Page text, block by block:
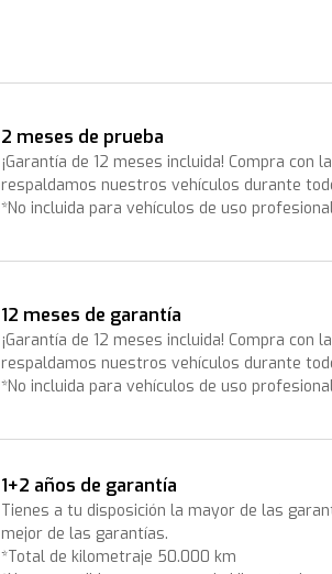
2 meses de prueba
¡Garantía de 12 meses incluida! Compra con
respaldamos nuestros vehículos durante
*No incluida para vehículos de uso
12 meses de garantía
¡Garantía de 12 meses incluida! Compra con
respaldamos nuestros vehículos durante
*No incluida para vehículos de uso
1+2 años de garantía
Tienes a tu disposición la mayor de las
mejor de las garantías.
*Total de kilometraje 50.000 km